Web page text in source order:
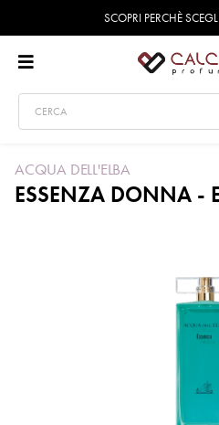
SCOPRI PERCHÈ
ACQUA DELL'ELBA
ESSENZA DONNA -